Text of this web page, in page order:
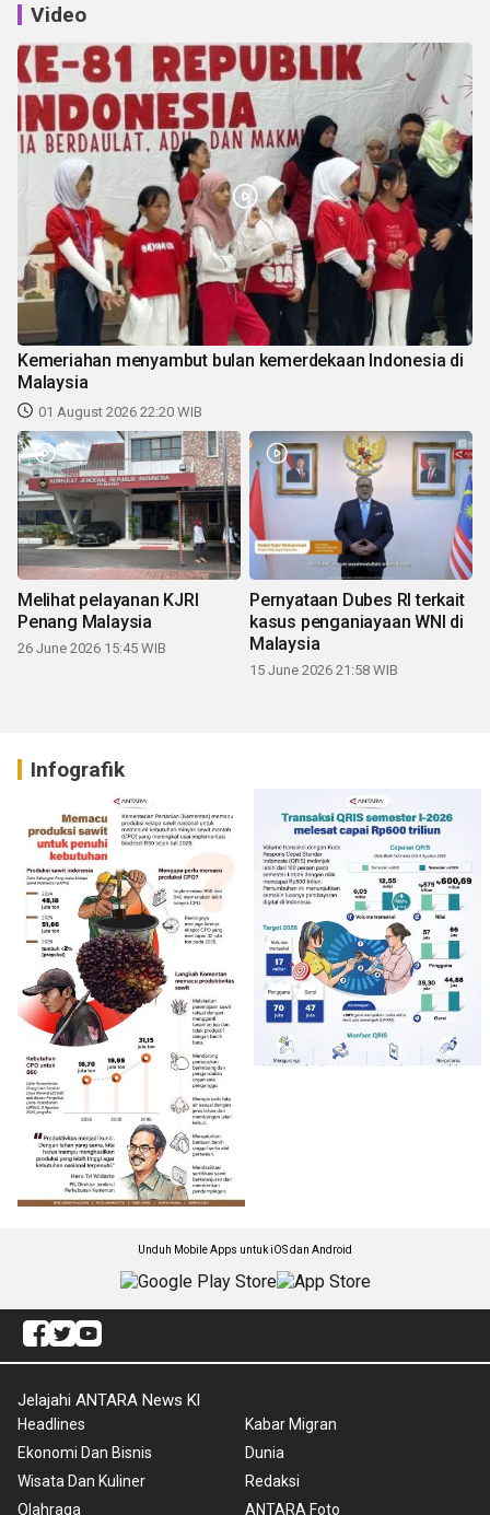
Video
Kemeriahan menyambut bulan kemerdekaan Indonesia di
Malaysia
01 August 2026 22:20 WIB
Melihat pelayanan KJRI
Penang Malaysia
26 June 2026 15:45 WIB
Pernyataan Dubes RI terkait
kasus penganiayaan WNI di
Malaysia
15 June 2026 21:58 WIB
Infografik
Unduh Mobile Apps untuk iOS dan Android
Jelajahi ANTARA News Kl
Headlines
Ekonomi Dan Bisnis
Wisata Dan Kuliner
Olahraga
Kabar Migran
Dunia
Redaksi
ANTARA Foto